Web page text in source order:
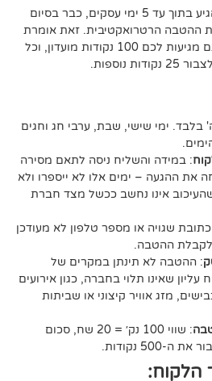
להגיע בתוך עד 5 ימי עסקים, כבר בסיום
זאת אומרת
שעל ארבעת הימים שחיכיתם מגיעות לכם 100 נקודות מועדון, וכל
שבת, ערבי חג וחגים
ניסה לתאם מסירה
אלו לא ייספרו ולא
ככשל מצד חברת
טלפון לא מעודכן
במקרים של
בחברה, כגון אירועים
או שביתות
: שווי 100 נק׳ = 20 שח, סכום